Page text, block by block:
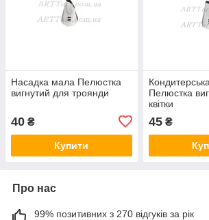
Насадка мала Пелюстка
вигнутий для троянди
40 ₴
Купити
Пелюстка
квітки
45₴
Про нас
99% позитивних з 270 відгуків за рік